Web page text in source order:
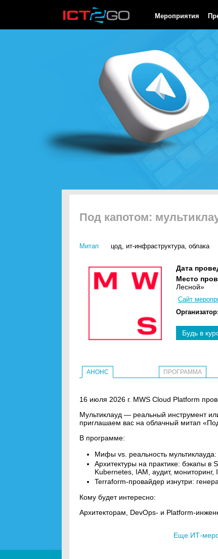
Мероприятия
Под капотом:
Митап цод, ит-инфраструктура, облака
Дата
Место
Лесной»
Сайт
Организатор:
Будь в
АНОНС ПРОГРАММА
16 июля 2026 г. MWS Cloud Platform
Мультиклауд — реальный инструмент
приглашаем вас на облачный митап
В программе:
Мифы vs. реальность
Архитектуры на практике: бэкапы
Kubernetes, IAM, аудит, мониторинг,
Terraform-провайдер изнутри:
Кому будет интересно:
Архитекторам, DevOps- и Platform-
Еще ИТ-